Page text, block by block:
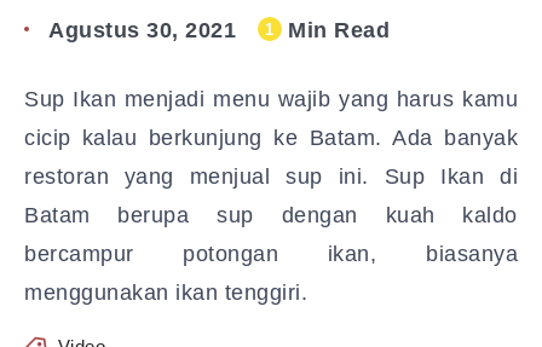
Agustus 30, 2021 1 Min Read
Sup Ikan menjadi menu wajib yang harus kamu
cicip kalau berkunjung ke Batam. Ada banyak
restoran yang menjual sup ini. Sup Ikan di
Batam berupa sup dengan kuah kaldo
bercampur potongan ikan, biasanya
menggunakan ikan tenggiri.